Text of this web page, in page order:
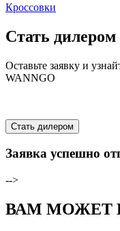
Кроссовки
Стать
Оставьте заявку и
WANNGO
Стать дилером
Заявка успешно
-->
ВАМ МОЖЕТ